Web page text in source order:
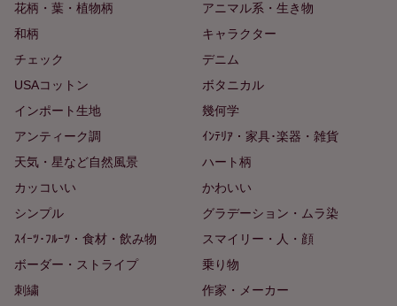
花柄・葉・植物柄
アニマル系・生き物
和柄
キャラクター
チェック
デニム
USAコットン
ボタニカル
インポート生地
幾何学
アンティーク調
ｲﾝﾃﾘｱ・家具･楽器・雑貨
天気・星など自然風景
ハート柄
カッコいい
かわいい
シンプル
グラデーション・ムラ染
ｽｲｰﾂ･ﾌﾙｰﾂ・食材・飲み物
スマイリー・人・顔
ボーダー・ストライプ
乗り物
刺繍
作家・メーカー